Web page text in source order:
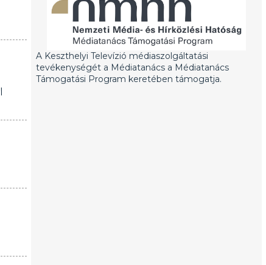
A Keszthelyi Televízió médiaszolgáltatási
tevékenységét a Médiatanács a Médiatanács
Támogatási Program keretében támogatja.